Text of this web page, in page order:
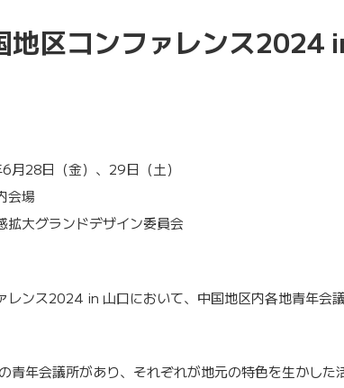
地区コンファレンス
月28日（金）、29日（土）
会場
大グランドデザイン委員会
レンス2024 in 山口において、中国地区内各地青年会
青年会議所があり、それぞれが地元の特色を生かした